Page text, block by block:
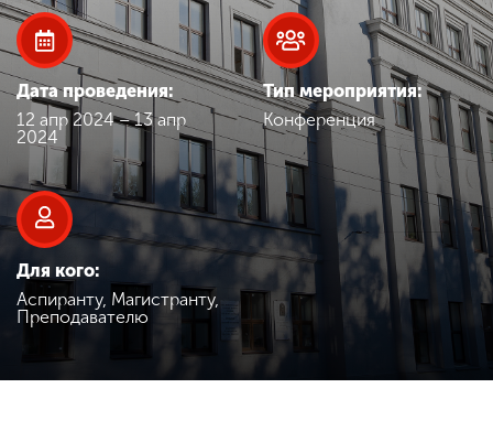
Наука
Международная
деятельность
Другие виды
деятельности
Студенческая жизнь
Дата проведения:
12 апр 2024 – 13 апр
2024
Тип мероприятия:
Конференция
Для кого:
Аспиранту, Магистранту,
Преподавателю